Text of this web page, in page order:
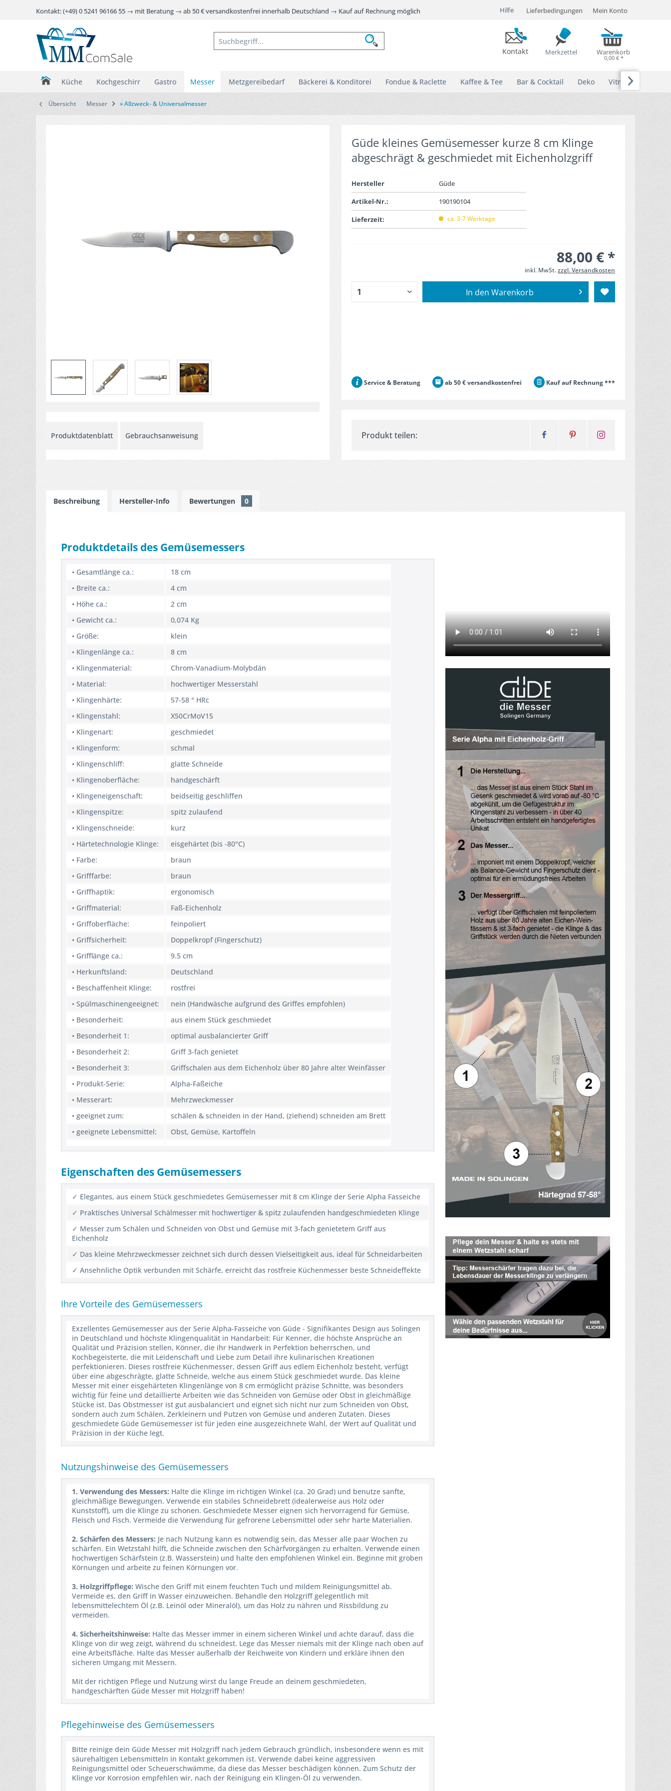
Hilfe Lieferbedingungen
Kontakt: (+49) 0 5241 96166 55 → mit Beratung → ab 50 € versandkostenfrei innerhalb Deutschland → Kauf auf Rechnung möglich
Kontakt Merkzettel
Mein Konto
Warenkorb
0,00 € *
Küche Kochgeschirr Gastro Messer Metzgereibedarf Bäckerei & Konditorei Fondue & Raclette Kaffee & Tee Bar & Cocktail Deko Vitrinen

Übersicht Messer » Allzweck- & Universalmesser
Produktdatenblatt Gebrauchsanweisung
Güde kleines Gemüsemesser kurze 8 cm Klinge
abgeschrägt & geschmiedet mit Eichenholzgriff
Hersteller
Güde
Artikel-Nr.:
190190104
Lieferzeit:
ca. 3-7 Werktage
88,00 € *
inkl. MwSt.zzgl. Versandkosten
In den Warenkorb
Service & Beratung ab 50 € versandkostenfrei Kauf auf Rechnung ***
Produkt teilen:
Beschreibung Hersteller-Info Bewertungen 0
Produktdetails des Gemüsemessers
• Gesamtlänge ca.:
18 cm
• Breite ca.:
4 cm
• Höhe ca.:
2 cm
• Gewicht ca.:
0,074 Kg
• Größe:
klein
• Klingenlänge ca.:
8 cm
• Klingenmaterial:
Chrom-Vanadium-Molybdän
• Material:
hochwertiger Messerstahl
• Klingenhärte:
57-58 ° HRc
• Klingenstahl:
X50CrMoV15
• Klingenart:
geschmiedet
• Klingenform:
schmal
• Klingenschliff:
glatte Schneide
• Klingenoberfläche:
handgeschärft
• Klingeneigenschaft:
beidseitig geschliffen
• Klingenspitze:
spitz zulaufend
• Klingenschneide:
kurz
• Härtetechnologie Klinge:
eisgehärtet (bis -80°C)
• Farbe:
braun
• Grifffarbe:
braun
• Griffhaptik:
ergonomisch
• Griffmaterial:
Faß-Eichenholz
• Griffoberfläche:
feinpoliert
• Griffsicherheit:
Doppelkropf (Fingerschutz)
• Grifflänge ca.:
9.5 cm
• Herkunftsland:
Deutschland
• Beschaffenheit Klinge:
rostfrei
• Spülmaschinengeeignet:
nein (Handwäsche aufgrund des Griffes empfohlen)
• Besonderheit:
aus einem Stück geschmiedet
• Besonderheit 1:
optimal ausbalancierter Griff
• Besonderheit 2:
Griff 3-fach genietet
• Besonderheit 3:
Griffschalen aus dem Eichenholz über 80 Jahre alter Weinfässer
• Produkt-Serie:
Alpha-Faßeiche
• Messerart:
Mehrzweckmesser
• geeignet zum:
schälen & schneiden in der Hand, (ziehend) schneiden am Brett
• geeignete Lebensmittel:
Obst, Gemüse, Kartoffeln
Eigenschaften des Gemüsemessers
✓ Elegantes, aus einem Stück geschmiedetes Gemüsemesser mit 8 cm Klinge der Serie Alpha Fasseiche
✓ Praktisches Universal Schälmesser mit hochwertiger & spitz zulaufenden handgeschmiedeten Klinge
✓ Messer zum Schälen und Schneiden von Obst und Gemüse mit 3-fach genietetem Griff aus
Eichenholz
✓ Das kleine Mehrzweckmesser zeichnet sich durch dessen Vielseitigkeit aus, ideal für Schneidarbeiten
✓ Ansehnliche Optik verbunden mit Schärfe, erreicht das rostfreie Küchenmesser beste Schneideffekte
Ihre Vorteile des Gemüsemessers
Exzellentes Gemüsemesser aus der Serie Alpha-Fasseiche von Güde - Signifikantes Design aus Solingen
in Deutschland und höchste Klingenqualität in Handarbeit: Für Kenner, die höchste Ansprüche an
Qualität und Präzision stellen, Könner, die ihr Handwerk in Perfektion beherrschen, und
Kochbegeisterte, die mit Leidenschaft und Liebe zum Detail ihre kulinarischen Kreationen
perfektionieren. Dieses rostfreie Küchenmesser, dessen Griff aus edlem Eichenholz besteht, verfügt
über eine abgeschrägte, glatte Schneide, welche aus einem Stück geschmiedet wurde. Das kleine
Messer mit einer eisgehärteten Klingenlänge von 8 cm ermöglicht präzise Schnitte, was besonders
wichtig für feine und detaillierte Arbeiten wie das Schneiden von Gemüse oder Obst in gleichmäßige
Stücke ist. Das Obstmesser ist gut ausbalanciert und eignet sich nicht nur zum Schneiden von Obst,
sondern auch zum Schälen, Zerkleinern und Putzen von Gemüse und anderen Zutaten. Dieses
geschmiedete Güde Gemüsemesser ist für jeden eine ausgezeichnete Wahl, der Wert auf Qualität und
Präzision in der Küche legt.
Nutzungshinweise des Gemüsemessers
1. Verwendung des Messers: Halte die Klinge im richtigen Winkel (ca. 20 Grad) und benutze sanfte,
gleichmäßige Bewegungen. Verwende ein stabiles Schneidebrett (idealerweise aus Holz oder
Kunststoff), um die Klinge zu schonen. Geschmiedete Messer eignen sich hervorragend für Gemüse,
Fleisch und Fisch. Vermeide die Verwendung für gefrorene Lebensmittel oder sehr harte Materialien.
2. Schärfen des Messers: Je nach Nutzung kann es notwendig sein, das Messer alle paar Wochen zu
schärfen. Ein Wetzstahl hilft, die Schneide zwischen den Schärfvorgängen zu erhalten. Verwende einen
hochwertigen Schärfstein (z.B. Wasserstein) und halte den empfohlenen Winkel ein. Beginne mit groben
Körnungen und arbeite zu feinen Körnungen vor.
3. Holzgriffpflege: Wische den Griff mit einem feuchten Tuch und mildem Reinigungsmittel ab.
Vermeide es, den Griff in Wasser einzuweichen. Behandle den Holzgriff gelegentlich mit
lebensmittelechtem Öl (z.B. Leinöl oder Mineralöl), um das Holz zu nähren und Rissbildung zu
vermeiden.
4. Sicherheitshinweise: Halte das Messer immer in einem sicheren Winkel und achte darauf, dass die
Klinge von dir weg zeigt, während du schneidest. Lege das Messer niemals mit der Klinge nach oben auf
eine Arbeitsfläche. Halte das Messer außerhalb der Reichweite von Kindern und erkläre ihnen den
sicheren Umgang mit Messern.
Mit der richtigen Pflege und Nutzung wirst du lange Freude an deinem geschmiedeten,
handgeschärften Güde Messer mit Holzgriff haben!
Pflegehinweise des Gemüsemessers
Bitte reinige dein Güde Messer mit Holzgriff nach jedem Gebrauch gründlich, insbesondere wenn es mit
säurehaltigen Lebensmitteln in Kontakt gekommen ist. Verwende dabei keine aggressiven
Reinigungsmittel oder Scheuerschwämme, da diese das Messer beschädigen können. Zum Schutz der
Klinge vor Korrosion empfehlen wir, nach der Reinigung ein Klingen-Öl zu verwenden.